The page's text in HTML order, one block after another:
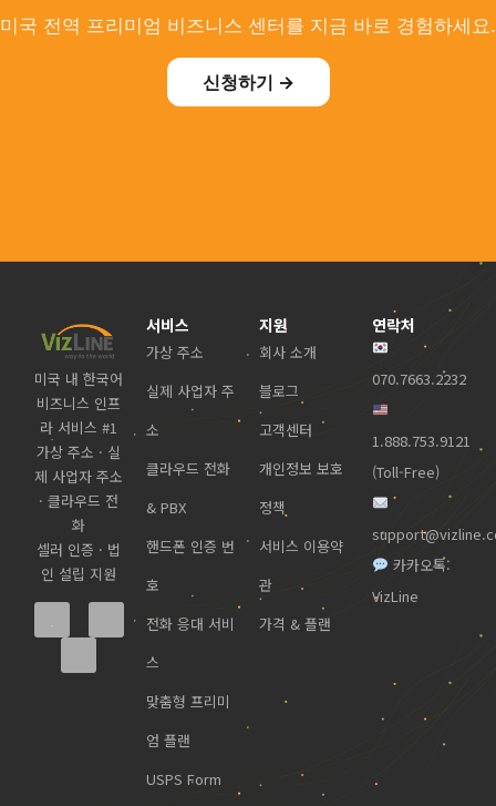
미국 전역 프리미엄 비즈니스 센터를 지금 바로 경험하세요.
신청하기 →
미국 내 한국어
비즈니스 인프
라 서비스 #1
가상 주소 · 실
제 사업자 주소
· 클라우드 전
화
셀러 인증 · 법
인 설립 지원
서비스
가상 주소
실제 사업자 주
소
클라우드 전화
& PBX
핸드폰 인증 번
호
전화 응대 서비
스
맞춤형 프리미
엄 플랜
USPS Form
지원
회사 소개
블로그
고객센터
개인정보 보호
정책
서비스 이용약
관
가격 & 플랜
연락처
070.7663.2232
1.888.753.9121
(Toll-Free)
카카오톡:
VizLine